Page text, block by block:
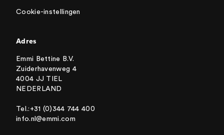
Cookie-instellingen
Adres
Emmi Bettine B.V.
Zuiderhavenweg 4
4004 JJ TIEL
NEDERLAND
Tel.:+31 (0)344 744 400
info.nl@emmi.com